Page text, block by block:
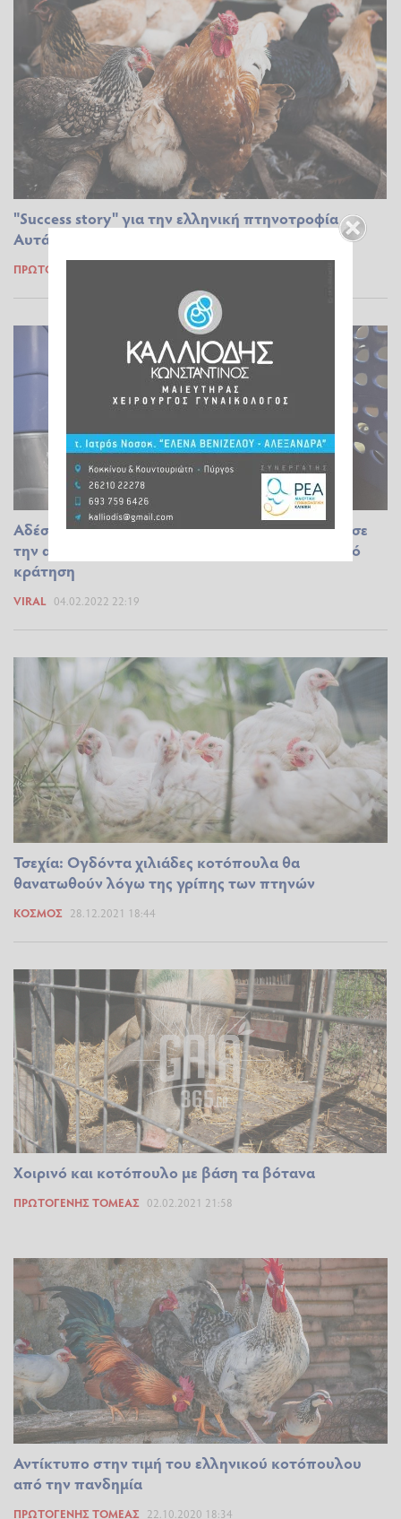
"Success story" για την ελληνική πτηνοτροφία -
Αυτάρκεια 95% σε κοτόπουλο
ΠΡΩΤΟΓΕΝΉΣ ΤΟΜΈΑΣ
Αδέσποτο περιπλανώμενο κοτόπουλο παραβίασε
την ασφάλεια του Πενταγώνου και… τέθηκε υπό
κράτηση
VIRAL 04.02.2022 22:19
Τσεχία: Ογδόντα χιλιάδες κοτόπουλα θα
θανατωθούν λόγω της γρίπης των πτηνών
ΚΌΣΜΟΣ 28.12.2021 18:44
Χοιρινό και κοτόπουλο με βάση τα βότανα
ΠΡΩΤΟΓΕΝΉΣ ΤΟΜΈΑΣ 02.02.2021 21:58
Αντίκτυπο στην τιμή του ελληνικού κοτόπουλου
από την πανδημία
ΠΡΩΤΟΓΕΝΉΣ ΤΟΜΈΑΣ 22.10.2020 18:34